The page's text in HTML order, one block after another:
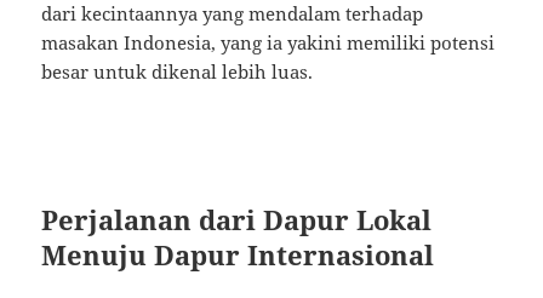
dari kecintaannya yang mendalam terhadap
masakan Indonesia, yang ia yakini memiliki potensi
besar untuk dikenal lebih luas.
Perjalanan dari Dapur Lokal
Menuju Dapur Internasional